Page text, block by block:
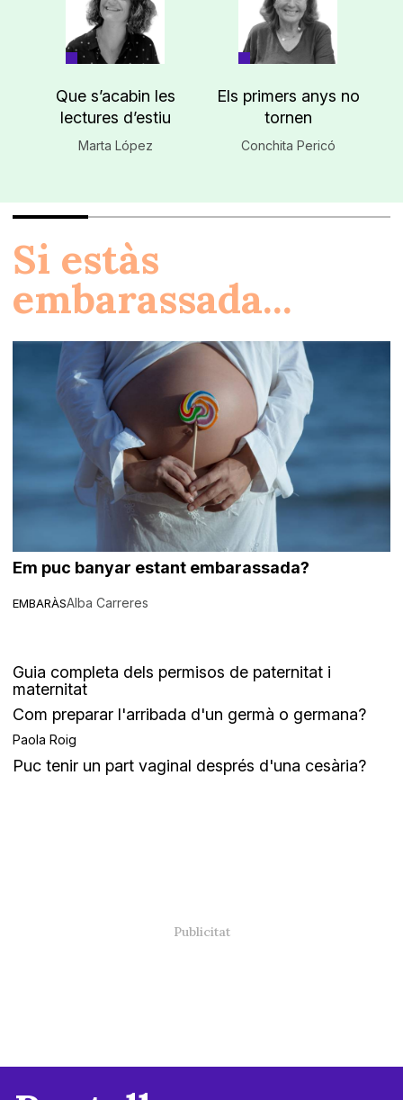
Que s’acabin les
lectures d’estiu
Marta López
Els primers anys no
tornen
Conchita Pericó
Si estàs
embarassada...
EMBARÀS
Em puc banyar estant embarassada?
Alba Carreres
Guia completa dels permisos de paternitat i
maternitat
Com preparar l'arribada d'un germà o germana?
Paola Roig
Puc tenir un part vaginal després d'una cesària?